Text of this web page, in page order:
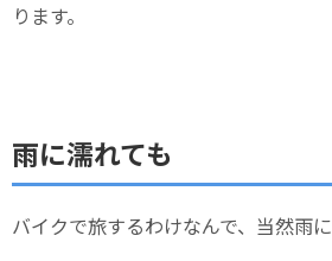
ります。
雨に濡れても
バイクで旅するわけなんで、当然雨に